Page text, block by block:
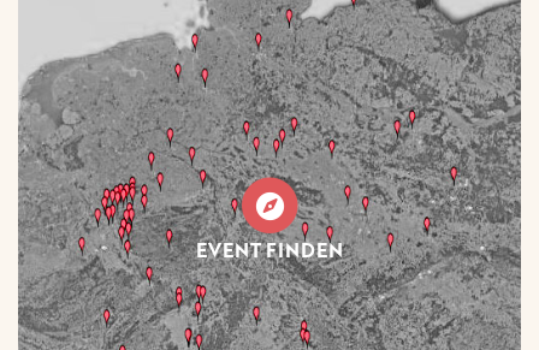
EVENT FINDEN